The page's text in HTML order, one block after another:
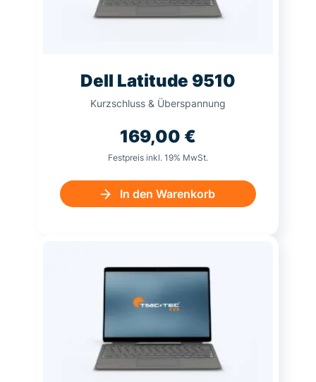
Dell Latitude 9510
Kurzschluss & Überspannung
169,00 €
Festpreis inkl. 19% MwSt.
In den Warenkorb